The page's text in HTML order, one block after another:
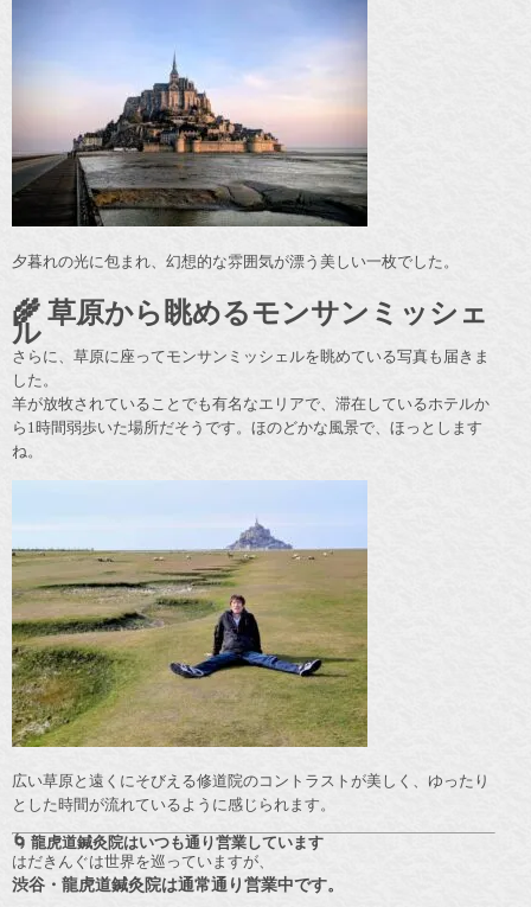
夕暮れの光に包まれ、幻想的な雰囲気が漂う美しい一枚でした。
🌾 草原から眺めるモンサンミッシェ
ル
さらに、草原に座ってモンサンミッシェルを眺めている写真も届きま
した。
羊が放牧されていることでも有名なエリアで、滞在しているホテルか
ら1時間弱歩いた場所だそうです。ほのどかな風景で、ほっとします
ね。
広い草原と遠くにそびえる修道院のコントラストが美しく、ゆったり
とした時間が流れているように感じられます。
🌀 龍虎道鍼灸院はいつも通り営業しています
はだきんぐは世界を巡っていますが、
渋谷・龍虎道鍼灸院は通常通り営業中です。